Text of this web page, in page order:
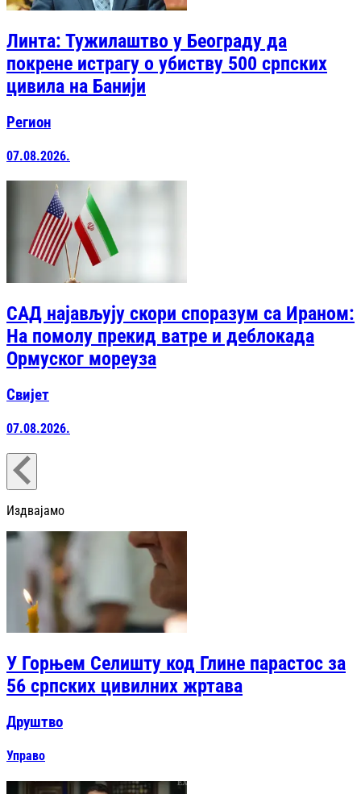
Линта: Тужилаштво у Београду да
покрене истрагу о убиству 500 српских
цивила на Банији
Регион
07.08.2026.
САД најављују скори споразум са Ираном:
На помолу прекид ватре и деблокада
Ормуског мореуза
Свијет
07.08.2026.
Издвајамо
У Горњем Селишту код Глине парастос за
56 српских цивилних жртава
Друштво
Управо